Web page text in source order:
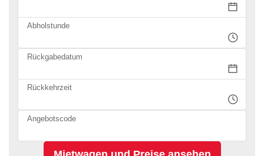
Abholstunde
Rückgabedatum
Rückkehrzeit
Angebotscode